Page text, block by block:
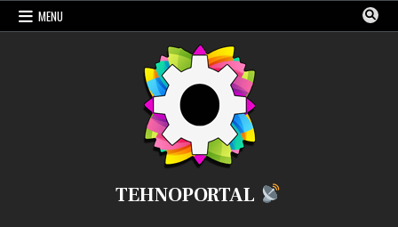
Skip
MENU
TEHNOPORTAL